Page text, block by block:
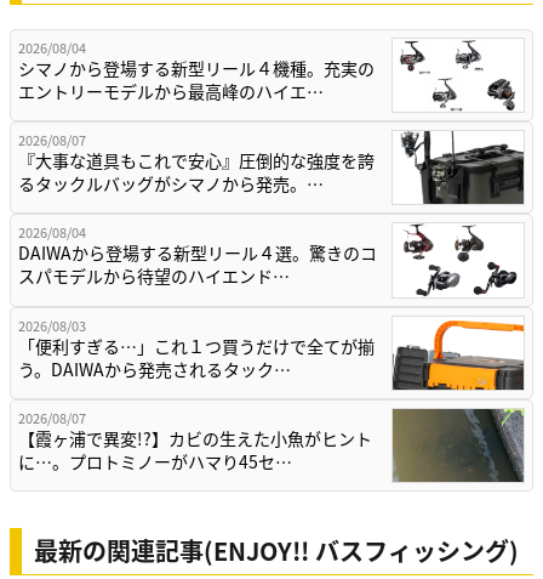
2026/08/04
シマノから登場する新型リール４機種。充実の
エントリーモデルから最高峰のハイエ…
2026/08/07
『大事な道具もこれで安心』圧倒的な強度を誇
るタックルバッグがシマノから発売。…
2026/08/04
DAIWAから登場する新型リール４選。驚きのコ
スパモデルから待望のハイエンド…
2026/08/03
「便利すぎる…」これ１つ買うだけで全てが揃
う。DAIWAから発売されるタック…
2026/08/07
【霞ヶ浦で異変!?】カビの生えた小魚がヒント
に…。プロトミノーがハマり45セ…
最新の関連記事(ENJOY!! バスフィッシング)